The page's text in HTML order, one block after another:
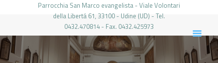
Parrocchia San Marco evangelista - Viale Volontari
della Libertá 61, 33100 - Udine (UD) - Tel.
0432.470814 - Fax. 0432.425973
PARROCCHIA DI SAN MARCO UDINE
HOME